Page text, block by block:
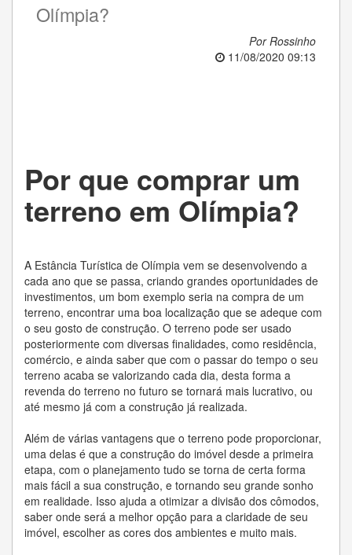
Olímpia?
Por Rossinho
11/08/2020 09:13
Por que comprar um
terreno em Olímpia?
A Estância Turística de Olímpia vem se desenvolvendo a
cada ano que se passa, criando grandes oportunidades de
investimentos, um bom exemplo seria na compra de um
terreno, encontrar uma boa localização que se adeque com
o seu gosto de construção. O terreno pode ser usado
posteriormente com diversas finalidades, como residência,
comércio, e ainda saber que com o passar do tempo o seu
terreno acaba se valorizando cada dia, desta forma a
revenda do terreno no futuro se tornará mais lucrativo, ou
até mesmo já com a construção já realizada.
Além de várias vantagens que o terreno pode proporcionar,
uma delas é que a construção do imóvel desde a primeira
etapa, com o planejamento tudo se torna de certa forma
mais fácil a sua construção, e tornando seu grande sonho
em realidade. Isso ajuda a otimizar a divisão dos cômodos,
saber onde será a melhor opção para a claridade de seu
imóvel, escolher as cores dos ambientes e muito mais.